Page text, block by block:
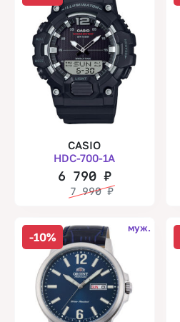
CASIO
HDC-700-1A
6 790 ₽
7 990₽
-10%
муж.